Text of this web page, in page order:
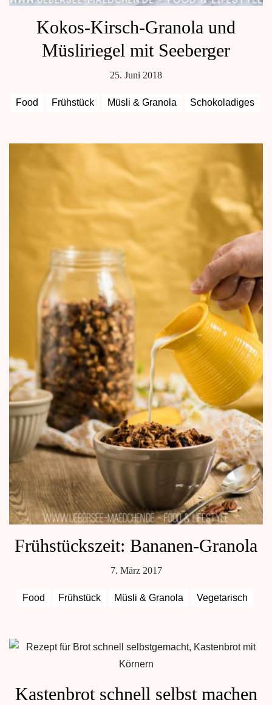
Kokos-Kirsch-Granola und
Müsliriegel mit Seeberger
25. Juni 2018
Food Frühstück Müsli & Granola Schokoladiges
Frühstückszeit: Bananen-Granola
7. März 2017
Food Frühstück Müsli & Granola Vegetarisch
Kastenbrot schnell selbst machen